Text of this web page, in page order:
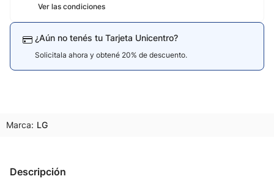
Ver las condiciones
¿Aún no tenés tu Tarjeta Unicentro?
Solicitala ahora y obtené 20% de descuento.
Marca: LG
Descripción